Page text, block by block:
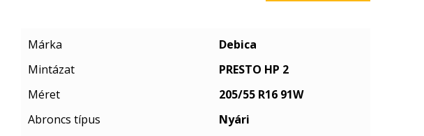
Márka
Debica
Mintázat
PRESTO HP 2
Méret
205/55 R16 91W
Abroncs típus
Nyári